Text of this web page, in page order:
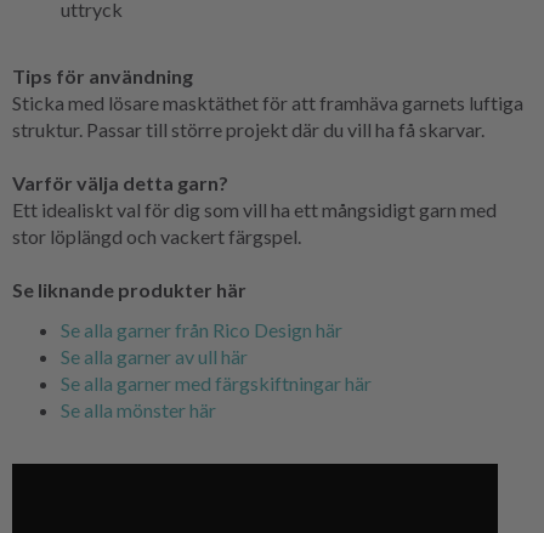
uttryck
Tips för användning
Sticka med lösare masktäthet för att framhäva garnets luftiga
struktur. Passar till större projekt där du vill ha få skarvar.
Varför välja detta garn?
Ett idealiskt val för dig som vill ha ett mångsidigt garn med
stor löplängd och vackert färgspel.
Se liknande produkter här
Se alla garner från Rico Design här
Se alla garner av ull här
Se alla garner med färgskiftningar här
Se alla mönster här